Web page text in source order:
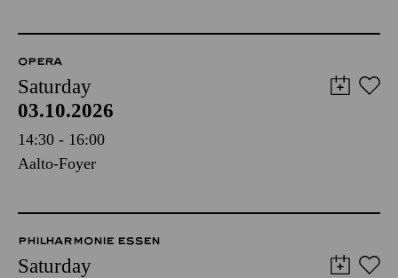
OPERA
Saturday
03.10.2026
14:30 - 16:00
Aalto-Foyer
PHILHARMONIE ESSEN
Saturday